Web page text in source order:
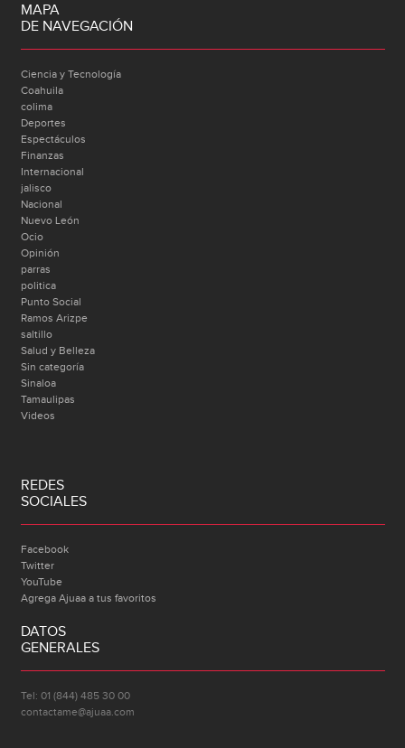
MAPA
DE NAVEGACIÓN
Ciencia y Tecnología
Coahuila
colima
Deportes
Espectáculos
Finanzas
Internacional
jalisco
Nacional
Nuevo León
Ocio
Opinión
parras
politica
Punto Social
Ramos Arizpe
saltillo
Salud y Belleza
Sin categoría
Sinaloa
Tamaulipas
Videos
REDES
SOCIALES
Facebook
Twitter
YouTube
Agrega Ajuaa a tus favoritos
DATOS
GENERALES
Tel: 01 (844) 485 30 00
contactame@ajuaa.com